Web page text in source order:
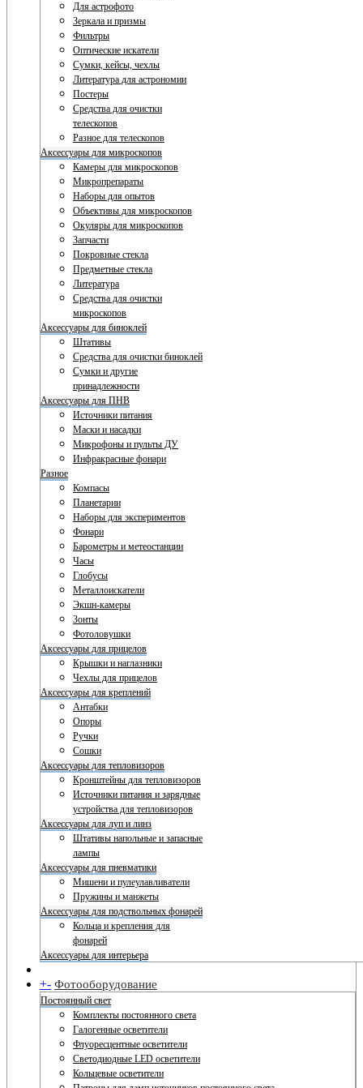
Для астрофото
Зеркала и призмы
Фильтры
Оптические искатели
Сумки, кейсы, чехлы
Литература для астрономии
Постеры
Средства для очистки
телескопов
Разное для телескопов
Аксессуары для микроскопов
Камеры для микроскопов
Микропрепараты
Наборы для опытов
Объективы для микроскопов
Окуляры для микроскопов
Запчасти
Покровные стекла
Предметные стекла
Литература
Средства для очистки
микроскопов
Аксессуары для биноклей
Штативы
Средства для очистки биноклей
Сумки и другие
принадлежности
Аксессуары для ПНВ
Источники питания
Маски и насадки
Микрофоны и пульты ДУ
Инфракрасные фонари
Разное
Компасы
Планетарии
Наборы для экспериментов
Фонари
Барометры и метеостанции
Часы
Глобусы
Металлоискатели
Экшн-камеры
Зонты
Фотоловушки
Аксессуары для прицелов
Крышки и наглазники
Чехлы для прицелов
Аксессуары для креплений
Антабки
Опоры
Ручки
Сошки
Аксессуары для тепловизоров
Кронштейны для тепловизоров
Источники питания и зарядные
устройства для тепловизоров
Аксессуары для луп и линз
Штативы напольные и запасные
лампы
Аксессуары для пневматики
Мишени и пулеулавливатели
Пружины и манжеты
Аксессуары для подствольных фонарей
Кольца и крепления для
фонарей
Аксессуары для интерьера
+- Фотооборудование
Постоянный свет
Комплекты постоянного света
Галогенные осветители
Флуоресцентные осветители
Светодиодные LED осветители
Кольцевые осветители